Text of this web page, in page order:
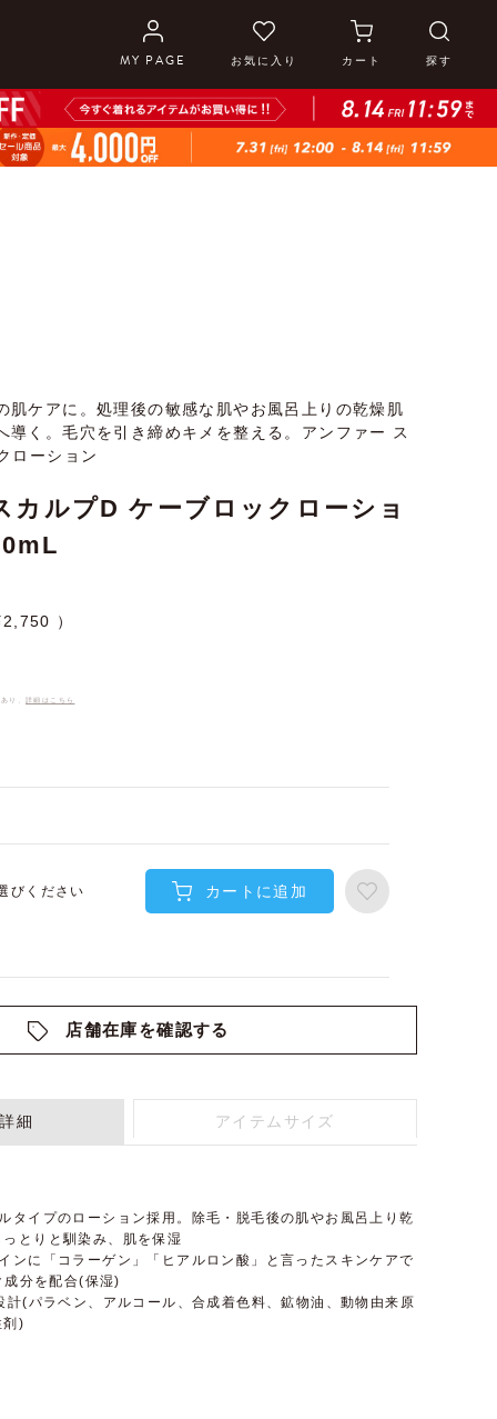
MY PAGE お気に入り カート 探す
肌ケアに。処理後の敏感な肌やお風呂上りの乾燥肌
導く。毛穴を引き締めキメを整える。アンファー ス
ローション
カルプD ケーブロックローショ
2,750
り、 詳細はこちら
びください カートに追加
店舗在庫を確認する
細 アイテムサイズ
タイプのローション採用。除毛・脱毛後の肌やお風呂上り乾
とりと馴染み、肌を保湿
ンに「コラーゲン」「ヒアルロン酸」と言ったスキンケアで
分を配合(保湿)
(パラベン、アルコール、合成着色料、鉱物油、動物由来原
剤)